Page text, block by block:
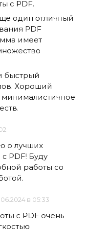
с PDF.
один отличный
PDF
имеет
быстрый
Хороший
минималистичное
о лучших
PDF! Буду
работы со
в 05:33
с PDF очень